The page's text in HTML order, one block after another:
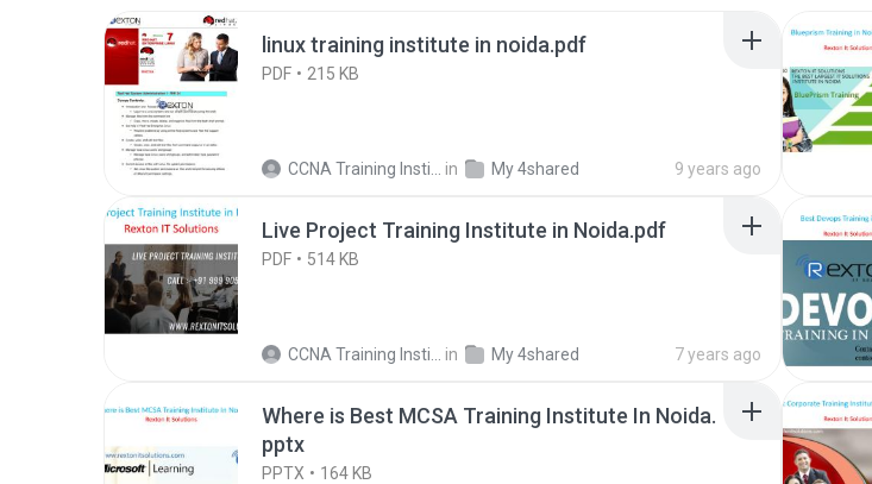
linux training institute in noida.pdf
PDF 215 KB
CCNA Training Institute In Noida R. in My 4shared 9 years ago
Live Project Training Institute in Noida.pdf
PDF 514 KB
CCNA Training Institute In Noida R. in My 4shared 7 years ago
Where is Best MCSA Training Institute In Noida.
pptx
PPTX 164 KB